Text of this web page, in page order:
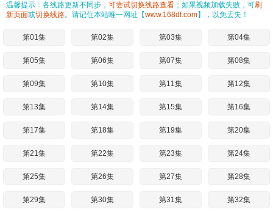
温馨提示：各线路更新不同步， 可尝试切换线路查看 ；如果视频加载失败，可刷
新页面或切换线路。请记住本站唯一网址【www.168df.com】，以免丢失！
第01集 第02集 第03集 第04集
第05集 第06集 第07集 第08集
第09集 第10集 第11集 第12集
第13集 第14集 第15集 第16集
第17集 第18集 第19集 第20集
第21集 第22集 第23集 第24集
第25集 第26集 第27集 第28集
第29集 第30集 第31集 第32集